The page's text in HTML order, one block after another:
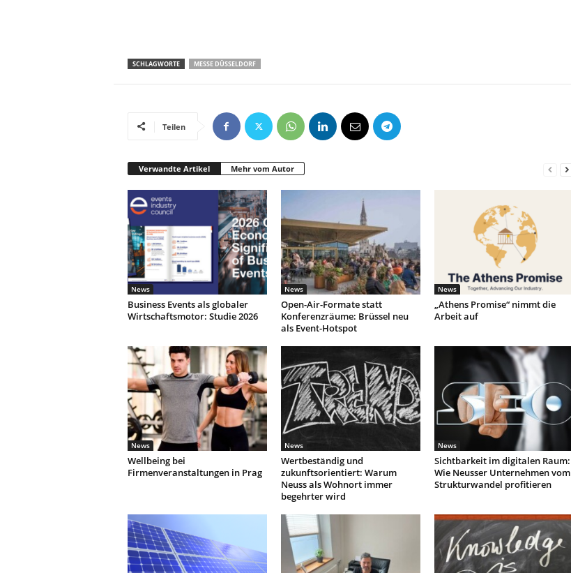
SCHLAGWORTE MESSE DÜSSELDORF
Teilen
Verwandte Artikel Mehr vom Autor
News
Business Events als globaler
Wirtschaftsmotor: Studie 2026
News
Open-Air-Formate statt
Konferenzräume: Brüssel neu
als Event-Hotspot
News
„Athens Promise“ nimmt die
Arbeit auf
News
Wellbeing bei
Firmenveranstaltungen in Prag
News
Wertbeständig und
zukunftsorientiert: Warum
Neuss als Wohnort immer
begehrter wird
News
Sichtbarkeit im digitalen Raum:
Wie Neusser Unternehmen vom
Strukturwandel profitieren